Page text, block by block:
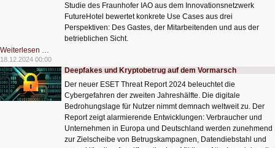
Studie des Fraunhofer IAO aus dem Innovationsnetzwerk
FutureHotel bewertet konkrete Use Cases aus drei
Perspektiven: Des Gastes, der Mitarbeitenden und aus der
betrieblichen Sicht.
Weiterlesen …
als
Hotel-
Empfangschef?
18.12.2024 00:00
Deepfakes und Kryptobetrug auf dem Vormarsch
Der neuer ESET Threat Report 2024 beleuchtet die
Cybergefahren der zweiten Jahreshälfte. Die digitale
Bedrohungslage für Nutzer nimmt demnach weltweit zu. Der
Report zeigt alarmierende Entwicklungen: Verbraucher und
Unternehmen in Europa und Deutschland werden zunehmend
zur Zielscheibe von Betrugskampagnen, Datendiebstahl und